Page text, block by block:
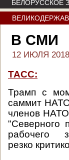
БЕЛОРУССКОЕ
В СМИ
12 ИЮЛЯ 2018
ТАСС:
Трамп с
саммит НАТО
членов
"Северного
рабочего
резко